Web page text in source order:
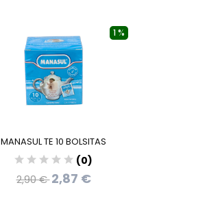
1 %
MANASUL TE 10 BOLSITAS
(0)
2,90 €2,87 €